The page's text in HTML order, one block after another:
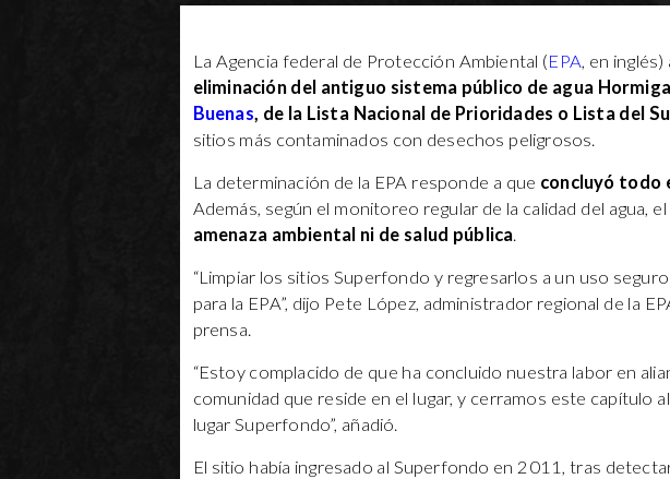
La Agencia federal de Protección Ambiental (EPA, en
eliminación del antiguo sistema público de agua
Buenas, de la Lista Nacional de Prioridades o Lista del
sitios más contaminados con desechos peligrosos.
La determinación de la EPA responde a que concluyó todo
Además, según el monitoreo regular de la calidad del agua,
amenaza ambiental ni de salud pública.
“Limpiar los sitios Superfondo y regresarlos a un uso
para la EPA”, dijo Pete López, administrador regional de la
prensa.
“Estoy complacido de que ha concluido nuestra labor en
comunidad que reside en el lugar, y cerramos este capítulo
lugar Superfondo”, añadió.
El sitio había ingresado al Superfondo en 2011, tras